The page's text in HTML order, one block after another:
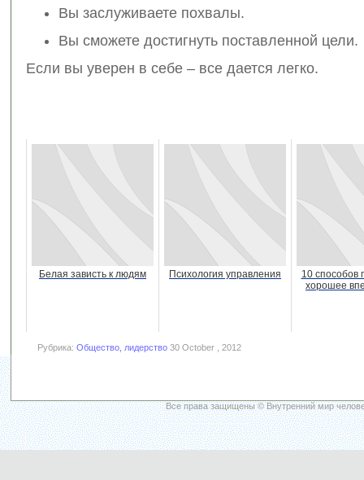
Вы заслуживаете похвалы.
Вы сможете достигнуть поставленной цели.
Если вы уверен в себе – все дается легко.
Белая зависть к людям Психология управления
10 способов
хорошее
Рубрика: Общество, лидерство 30 October , 2012
Все права защищены © Внутренний мир